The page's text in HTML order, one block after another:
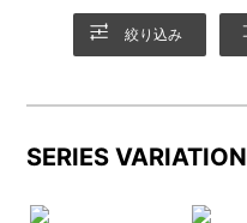
絞り込み
SERIES VARIATION